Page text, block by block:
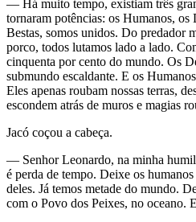
— Há muito tempo, existiam três
tornaram potências: os Humanos, os
Bestas, somos unidos. Do predador
porco, todos lutamos lado a lado.
cinquenta por cento do mundo. Os
submundo escaldante. E os
Eles apenas roubam nossas terras,
escondem atrás de muros e magias
Jacó coçou a cabeça.
— Senhor Leonardo, na minha
é perda de tempo. Deixe os
deles. Já temos metade do mundo.
com o Povo dos Peixes, no oceano.